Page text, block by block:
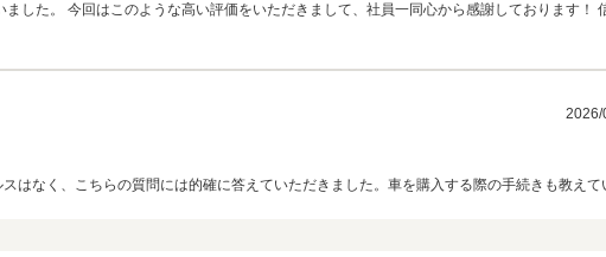
した。 今回はこのような高い評価をいただきまして、社員一同心から感謝しております！
2026/
はなく、こちらの質問には的確に答えていただきました。車を購入する際の手続きも教えて